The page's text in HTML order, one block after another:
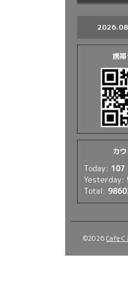
携
カ
Today: 107
Yesterday:
Total:
©2026Cafe